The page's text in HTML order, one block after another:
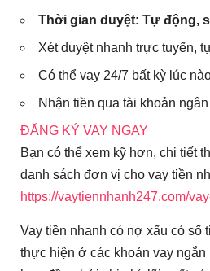
Thời gian duyệt: Tự động,
Xét duyệt nhanh trực tuyến,
Có thể vay 24/7 bất kỳ lúc
Nhận tiền qua tài khoản
ĐĂNG KÝ VAY NGAY
Bạn có thể xem kỹ hơn, chi tiết
danh sách đơn vị cho vay tiền
https://vaytiennhanh247.com/
Vay tiền nhanh có nợ xấu có số
thực hiện ở các khoản vay ngắn